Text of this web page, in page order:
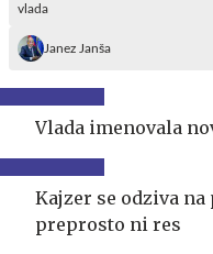
vlada
Janez Janša
Vlada imenovala
Kajzer se odziva na
preprosto ni res